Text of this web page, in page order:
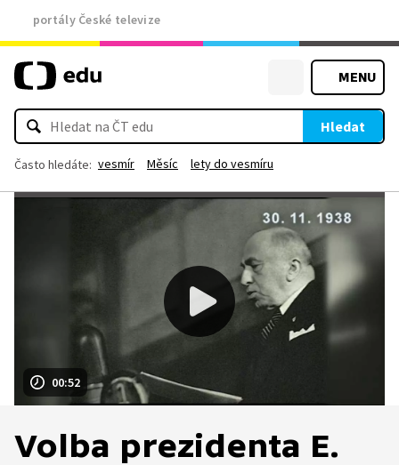
portály České televize
MENU
Hledat
Často hledáte: vesmír Měsíc lety do vesmíru
00:52
Volba prezidenta E.